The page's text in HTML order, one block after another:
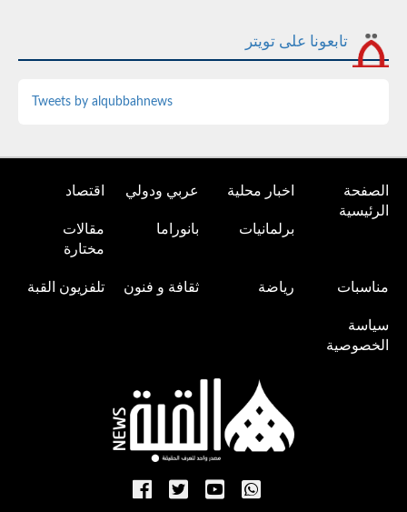
تابعونا على تويتر
Tweets by alqubbahnews
الصفحة
الرئيسية
اخبار محلية عربي ودولي اقتصاد
برلمانيات بانوراما
مقالات
مختارة
مناسبات رياضة ثقافة و فنون تلفزيون القبة
سياسة
الخصوصية